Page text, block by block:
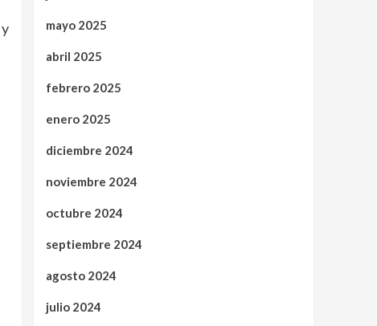
mayo 2025
abril 2025
febrero 2025
enero 2025
diciembre 2024
noviembre 2024
octubre 2024
septiembre 2024
agosto 2024
julio 2024